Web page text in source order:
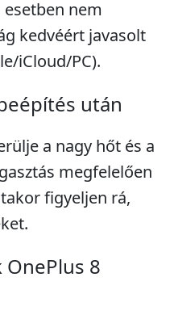
nem
kedvéért javasolt
iCloud/PC).
után
a nagy hőt és a
megfelelően
figyeljen rá,
8